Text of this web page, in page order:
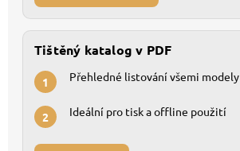
Tištěný katalog v PDF
1 Přehledné listování všemi modely
2 Ideální pro tisk a offline použití